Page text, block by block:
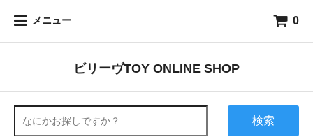
メニュー 0
ビリーヴTOY ONLINE SHOP
検索